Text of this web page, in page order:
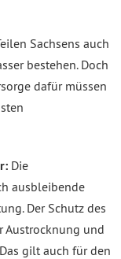
Sachsens auch
bestehen. Doch
dafür müssen
Die
ausbleibende
Der Schutz des
Austrocknung und
gilt auch für den